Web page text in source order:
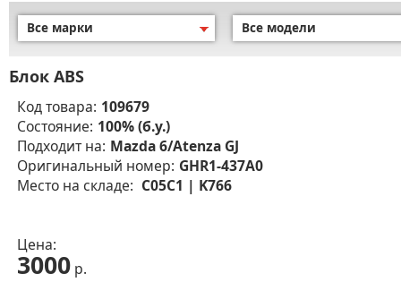
Все марки Все модели
Блок ABS
Код товара: 109679
Состояние: 100% (б.у.)
Подходит на: Mazda 6/Atenza GJ
Оригинальный номер: GHR1-437A0
Место на складе: C05C1 | K766
Цена:
3000 р.